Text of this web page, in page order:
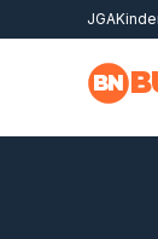
Zum JGA
BN